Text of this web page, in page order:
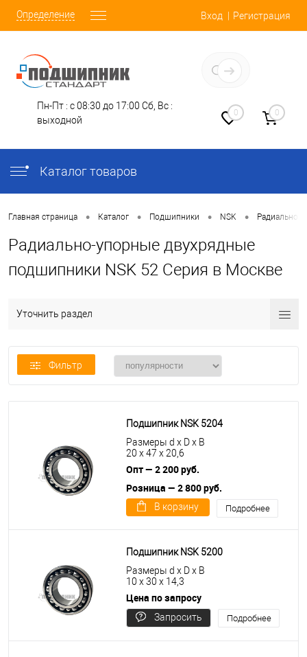
Определение Вход Регистрация
Пн-Пт : с 08:30 до 17:00 Сб, Вс :
выходной
0 0
Каталог товаров
Главная страница • Каталог • Подшипники • NSK • Радиально-
Радиально-упорные двухрядные
подшипники NSK 52 Серия в Москве
Уточнить раздел
Фильтр
Подшипник NSK 5204
Размеры d x D x B
20 x 47 x 20,6
Опт — 2 200 руб.
Розница — 2 800 руб.
В корзину Подробнее
Подшипник NSK 5200
Размеры d x D x B
10 x 30 x 14,3
Цена по запросу
Запросить
Подробнее